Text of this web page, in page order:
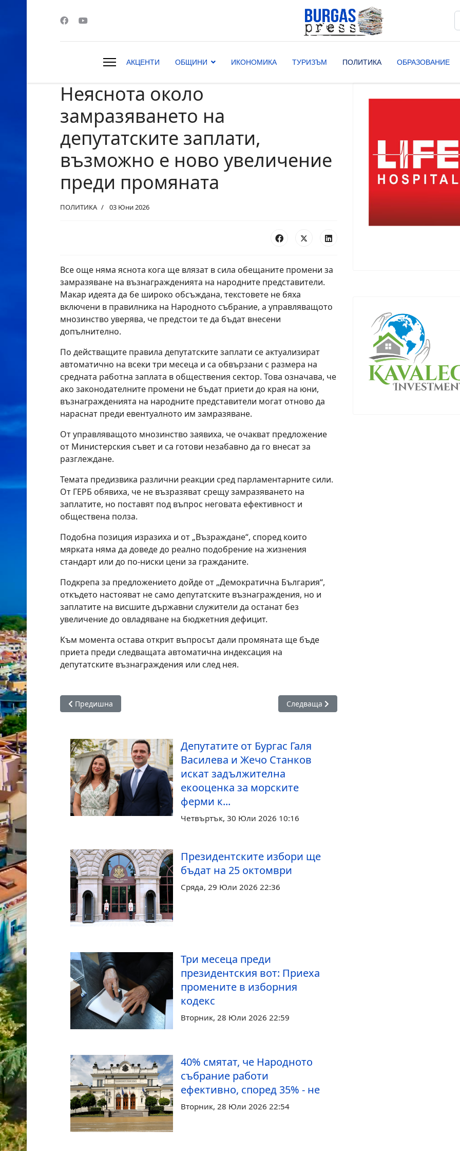
АКЦЕНТИ ОБЩИНИ ИКОНОМИКА ТУРИЗЪМ ПОЛИТИКА ОБРАЗОВАНИЕ
Неяснота около
замразяването на
депутатските заплати,
възможно е ново увеличение
преди промяната
ПОЛИТИКА 03 Юни 2026
Все още няма яснота кога ще влязат в сила обещаните промени за
замразяване на възнагражденията на народните представители.
Макар идеята да бе широко обсъждана, текстовете не бяха
включени в правилника на Народното събрание, а управляващото
мнозинство уверява, че предстои те да бъдат внесени
допълнително.
По действащите правила депутатските заплати се актуализират
автоматично на всеки три месеца и са обвързани с размера на
средната работна заплата в обществения сектор. Това означава, че
ако законодателните промени не бъдат приети до края на юни,
възнагражденията на народните представители могат отново да
нараснат преди евентуалното им замразяване.
От управляващото мнозинство заявиха, че очакват предложение
от Министерския съвет и са готови незабавно да го внесат за
разглеждане.
Темата предизвика различни реакции сред парламентарните сили.
От ГЕРБ обявиха, че не възразяват срещу замразяването на
заплатите, но поставят под въпрос неговата ефективност и
обществена полза.
Подобна позиция изразиха и от „Възраждане“, според които
мярката няма да доведе до реално подобрение на жизнения
стандарт или до по-ниски цени за гражданите.
Подкрепа за предложението дойде от „Демократична България“,
откъдето настояват не само депутатските възнаграждения, но и
заплатите на висшите държавни служители да останат без
увеличение до овладяване на бюджетния дефицит.
Към момента остава открит въпросът дали промяната ще бъде
приета преди следващата автоматична индексация на
депутатските възнаграждения или след нея.
Предишна статия: Путин: Твърденията, че Русия ще атакува НАТО, са абсурдни
Предишна Следваща статия: Радев изведнъж отхвърли
Следваща
Депутатите от Бургас Галя
Василева и Жечо Станков
искат задължителна
екооценка за морските
ферми к...
Четвъртък, 30 Юли 2026 10:16
Президентските избори ще
бъдат на 25 октомври
Сряда, 29 Юли 2026 22:36
Три месеца преди
президентския вот: Приеха
промените в изборния
кодекс
Вторник, 28 Юли 2026 22:59
40% смятат, че Народното
събрание работи
ефективно, според 35% - не
Вторник, 28 Юли 2026 22:54